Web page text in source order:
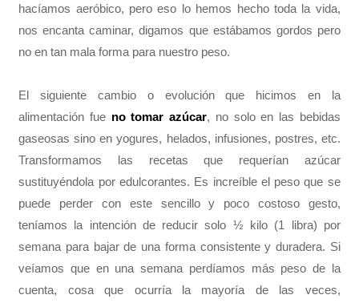
hacíamos aeróbico, pero eso lo hemos hecho toda la vida,
nos encanta caminar, digamos que estábamos gordos pero
no en tan mala forma para nuestro peso.
El siguiente cambio o evolución que hicimos en la
alimentación fue no tomar azúcar, no solo en las bebidas
gaseosas sino en yogures, helados, infusiones, postres, etc.
Transformamos las recetas que requerían azúcar
sustituyéndola por edulcorantes. Es increíble el peso que se
puede perder con este sencillo y poco costoso gesto,
teníamos la intención de reducir solo ½ kilo (1 libra) por
semana para bajar de una forma consistente y duradera. Si
veíamos que en una semana perdíamos más peso de la
cuenta, cosa que ocurría la mayoría de las veces,